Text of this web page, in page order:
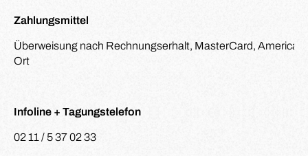
Zahlungsmittel
Überweisung nach Rechnungserhalt, MasterCard,
Ort
Infoline + Tagungstelefon
02 11 / 5 37 02 33